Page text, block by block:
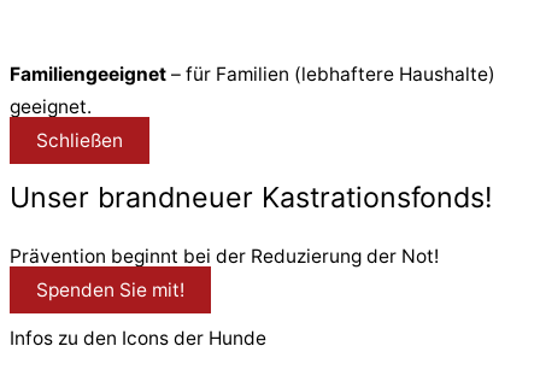
Familiengeeignet – für Familien (lebhaftere Haushalte)
geeignet.
Schließen
Unser brandneuer Kastrationsfonds!
Prävention beginnt bei der Reduzierung der Not!
Spenden Sie mit!
Infos zu den Icons der Hunde